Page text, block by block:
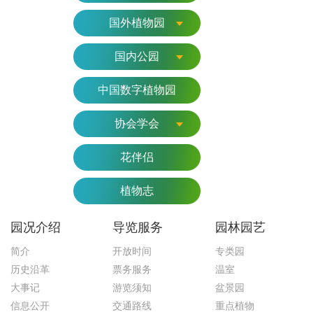
国外植物园
国内公园
中国数字植物园
协会学会
花伴侣
植物志
园况介绍
简介
历史沿革
大事记
信息公开
导览服务
开放时间
票务服务
游览须知
交通路线
园林园艺
专类园
温室
盆景园
重点植物